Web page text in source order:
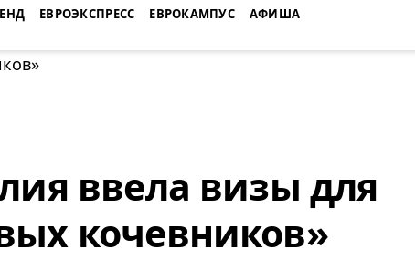
ЕВРОЭКСПРЕСС ЕВРОКАМПУС АФИША
ввела визы для
кочевников»